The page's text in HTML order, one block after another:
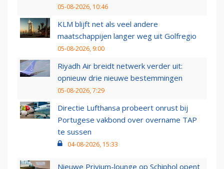
05-08-2026, 10:46
KLM blijft net als veel andere
maatschappijen langer weg uit Golfregio
05-08-2026, 9:00
Riyadh Air breidt netwerk verder uit:
opnieuw drie nieuwe bestemmingen
05-08-2026, 7:29
Directie Lufthansa probeert onrust bij
Portugese vakbond over overname TAP
te sussen
04-08-2026, 15:33
Nieuwe Privium-lounge op Schiphol opent